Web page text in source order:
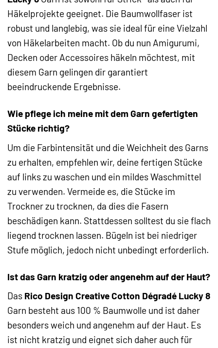
Häkelprojekte geeignet. Die Baumwollfaser ist
robust und langlebig, was sie ideal für eine Vielzahl
von Häkelarbeiten macht. Ob du nun Amigurumi,
Decken oder Accessoires häkeln möchtest, mit
diesem Garn gelingen dir garantiert
beeindruckende Ergebnisse.
Wie pflege ich meine mit dem Garn gefertigten
Stücke richtig?
Um die Farbintensität und die Weichheit des Garns
zu erhalten, empfehlen wir, deine fertigen Stücke
auf links zu waschen und ein mildes Waschmittel
zu verwenden. Vermeide es, die Stücke im
Trockner zu trocknen, da dies die Fasern
beschädigen kann. Stattdessen solltest du sie flach
liegend trocknen lassen. Bügeln ist bei niedriger
Stufe möglich, jedoch nicht unbedingt erforderlich.
Ist das Garn kratzig oder angenehm auf der Haut?
Das Rico Design Creative Cotton Dégradé Lucky 8
Garn besteht aus 100 % Baumwolle und ist daher
besonders weich und angenehm auf der Haut. Es
ist nicht kratzig und eignet sich daher auch für